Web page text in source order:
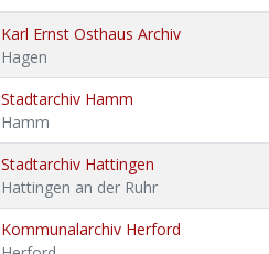
Karl Ernst Osthaus Archiv
Hagen
Stadtarchiv Hamm
Hamm
Stadtarchiv Hattingen
Hattingen an der Ruhr
Kommunalarchiv Herford